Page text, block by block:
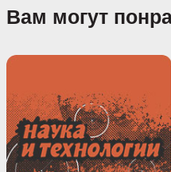
Вам могут